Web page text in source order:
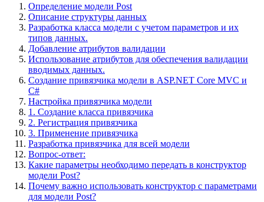
Определение модели Post
Описание структуры данных
Разработка класса модели с учетом параметров и их
типов данных.
Добавление атрибутов валидации
Использование атрибутов для обеспечения валидации
вводимых данных.
Создание привязчика модели в ASP.NET Core MVC и
C#
Настройка привязчика модели
1. Создание класса привязчика
2. Регистрация привязчика
3. Применение привязчика
Разработка привязчика для всей модели
Вопрос-ответ:
Какие параметры необходимо передать в конструктор
модели Post?
Почему важно использовать конструктор с параметрами
для модели Post?